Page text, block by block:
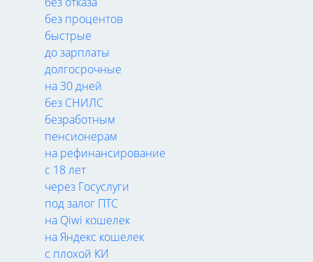
без процентов
быстрые
до зарплаты
долгосрочные
на 30 дней
без СНИЛС
безработным
пенсионерам
на рефинансирование
с 18 лет
через Госуслуги
под залог ПТС
на Qiwi кошелек
на Яндекс кошелек
с плохой КИ